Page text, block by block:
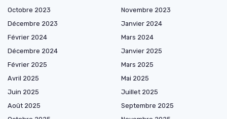
Octobre 2023
Novembre 2023
Décembre 2023
Janvier 2024
Février 2024
Mars 2024
Décembre 2024
Janvier 2025
Février 2025
Mars 2025
Avril 2025
Mai 2025
Juin 2025
Juillet 2025
Août 2025
Septembre 2025